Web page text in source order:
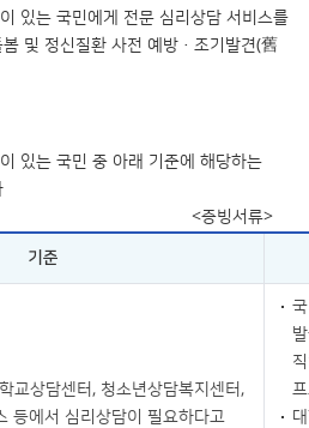
있는 국민에게 전문 심리상담 서비스를
및 정신질환 사전 예방·조기발견(舊
있는 국민 중 아래 기준에 해당하는
<증빙서류>
기준
교상담센터, 청소년상담복지센터,
등에서 심리상담이 필요하다고